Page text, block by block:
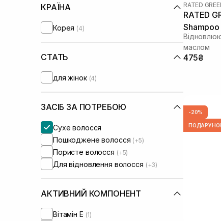
КРАЇНА
Корея (4)
СТАТЬ
для жінок (4)
ЗАСІБ ЗА ПОТРЕБОЮ
Сухе волосся
Пошкоджене волосся (+5)
Пористе волосся (+5)
Для відновлення волосся (+3)
АКТИВНИЙ КОМПОНЕНТ
Вітамін Е (1)
RATED
RATED
маслом
475₴
-20%